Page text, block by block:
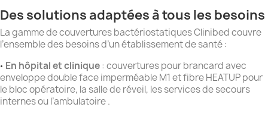
Des solutions adaptées à tous les besoins
La gamme de couvertures bactériostatiques Clinibed couvre
l’ensemble des besoins d’un établissement de santé :
• En hôpital et clinique: couvertures pour brancard avec
enveloppe double face imperméable M1 et fibre HEATUP pour
le bloc opératoire, la salle de réveil, les services de secours
internes ou l’ambulatoire .